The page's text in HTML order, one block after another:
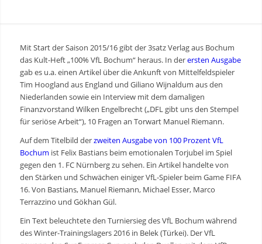
Mit Start der Saison 2015/16 gibt der 3satz Verlag aus Bochum
das Kult-Heft „100% VfL Bochum“ heraus. In derersten Ausgabe
gab es u.a. einen Artikel über die Ankunft von Mittelfeldspieler
Tim Hoogland aus England und Giliano Wijnaldum aus den
Niederlanden sowie ein Interview mit dem damaligen
Finanzvorstand Wilken Engelbrecht („DFL gibt uns den Stempel
für seriöse Arbeit“), 10 Fragen an Torwart Manuel Riemann.
Auf dem Titelbild derzweiten Ausgabe von 100 Prozent VfL
Bochum ist Felix Bastians beim emotionalen Torjubel im Spiel
gegen den 1. FC Nürnberg zu sehen. Ein Artikel handelte von
den Stärken und Schwächen einiger VfL-Spieler beim Game FIFA
16. Von Bastians, Manuel Riemann, Michael Esser, Marco
Terrazzino und Gökhan Gül.
Ein Text beleuchtete den Turniersieg des VfL Bochum während
des Winter-Trainingslagers 2016 in Belek (Türkei). Der VfL